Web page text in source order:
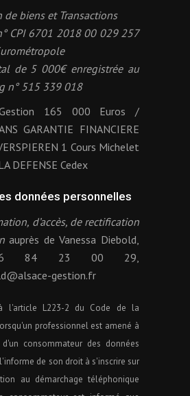
biens et Transactions
CPI 6701 2018 00 029 257
de 5 000€ enregistrée au
n° 515 339 018
165 000 Euros /
GARANTIE FINANCIERE
1 Cours Michelet
DEFENSE Cedex
données personnelles
d’accès, de rectification
auprès de Vanessa Diebold,
06 84 23 00 29,
gestion.fr
l'article L223-2 du Code de la
professionnel est amené à
consommateur des données
de son droit à s'inscrire sur
au démarchage téléphonique